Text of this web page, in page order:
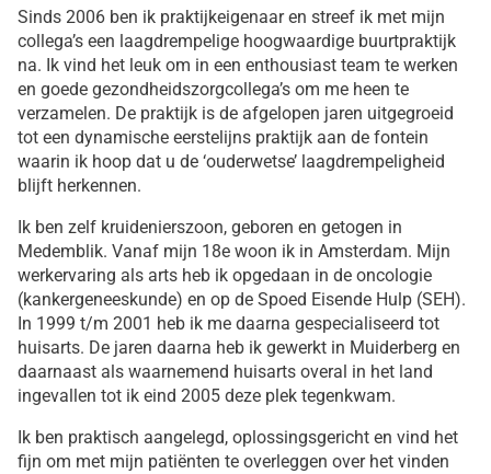
Sinds 2006 ben ik praktijkeigenaar en streef ik met mijn
collega’s een laagdrempelige hoogwaardige buurtpraktijk
na. Ik vind het leuk om in een enthousiast team te werken
en goede gezondheidszorgcollega’s om me heen te
verzamelen. De praktijk is de afgelopen jaren uitgegroeid
tot een dynamische eerstelijns praktijk aan de fontein
waarin ik hoop dat u de ‘ouderwetse’ laagdrempeligheid
blijft herkennen.
Ik ben zelf kruidenierszoon, geboren en getogen in
Medemblik. Vanaf mijn 18e woon ik in Amsterdam. Mijn
werkervaring als arts heb ik opgedaan in de oncologie
(kankergeneeskunde) en op de Spoed Eisende Hulp (SEH).
In 1999 t/m 2001 heb ik me daarna gespecialiseerd tot
huisarts. De jaren daarna heb ik gewerkt in Muiderberg en
daarnaast als waarnemend huisarts overal in het land
ingevallen tot ik eind 2005 deze plek tegenkwam.
Ik ben praktisch aangelegd, oplossingsgericht en vind het
fijn om met mijn patiënten te overleggen over het vinden